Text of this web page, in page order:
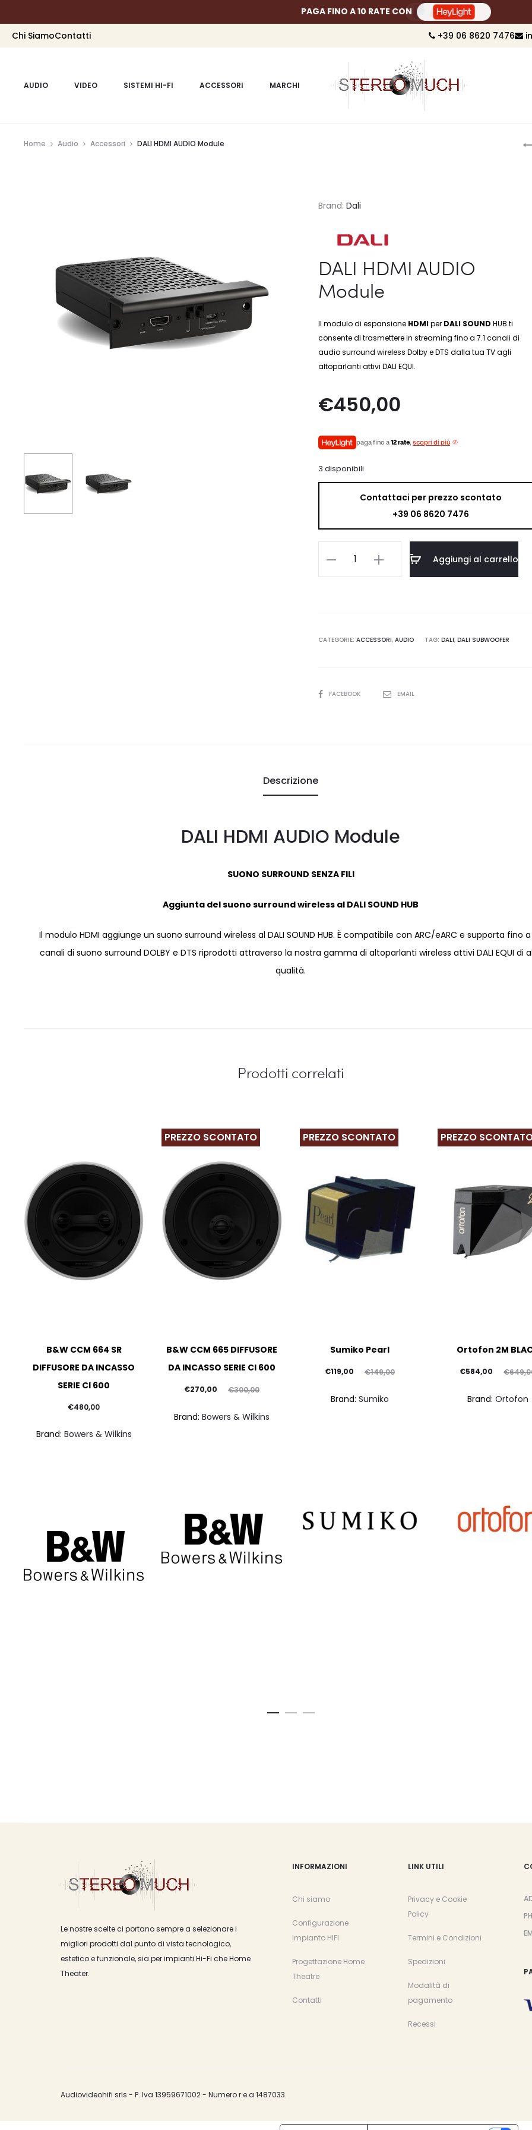
PAGA FINO A 10 RATE CON
Chi SiamoContatti +39 06 8620 7476
AUDIO VIDEO SISTEMI HI-FI ACCESSORI MARCHI
Home Audio Accessori DALI HDMI AUDIO Module
Brand:Dali
DALI HDMI AUDIO
Module
Il modulo di espansione HDMIper DALI SOUND HUB ti
consente di trasmettere in streaming fino a 7.1 canali di
audio surround wireless Dolby e DTS dalla tua TV agli
altoparlanti attivi DALI EQUI.
€450,00
paga fino a12 rate,scopri di più
3 disponibili
Contattaci per prezzo scontato
+39 06 8620 7476
Aggiungi al carrello
CATEGORIE:ACCESSORI,AUDIO TAG:DALI,DALI SUBWOOFER
SHAREFACEBOOK EMAIL
Descrizione
DALI HDMI AUDIO Module
SUONO SURROUND SENZA FILI
Aggiunta del suono surround wireless al DALI SOUND HUB
Il modulo HDMI aggiunge un suono surround wireless al DALI SOUND HUB. È compatibile con ARC/eARC e supporta fino a
canali di suono surround DOLBY e DTS riprodotti attraverso la nostra gamma di altoparlanti wireless attivi DALI EQUI di
qualità.
Prodotti correlati
B&W CCM 664 SR
DIFFUSORE DA INCASSO
SERIE CI 600
€480,00
Brand: Bowers & Wilkins
PREZZO SCONTATO
B&W CCM 665 DIFFUSORE
DA INCASSO SERIE CI 600
€300,00
Il
€270,00
Il
Brand:Bowers & Wilkins
PREZZO SCONTATO
Sumiko Pearl
€149,00
Il
€119,00
Brand: Sumiko
PREZZO
Ortofon 2M
€
Il
€584,00
Il
Brand: Ortofon
Le nostre scelte ci portano sempre a selezionare i
migliori prodotti dal punto di vista tecnologico,
estetico e funzionale, sia per impianti Hi-Fi che Home
Theater.
INFORMAZIONI
Chi siamo
Configurazione
Impianto HIFI
Progettazione Home
Theatre
Contatti
LINK UTILI
Privacy e Cookie
Policy
Termini e Condizioni
Spedizioni
Modalità di
pagamento
Recessi
Audiovideohifi srls - P. Iva 13959671002 - Numero r.e.a 1487033.